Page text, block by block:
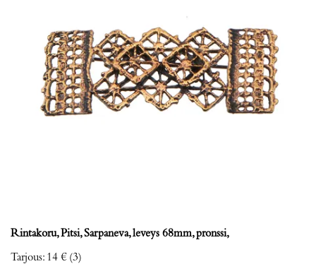
Rintakoru, Pitsi, Sarpaneva, leveys 68mm, pronssi,
Tarjous: 14 € (3)